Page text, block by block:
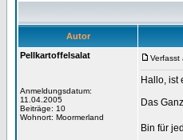
Autor
Pellkartoffelsalat
Anmeldungsdatum:
11.04.2005
Beiträge: 10
Wohnort: Moormerland
Verfasst
Hallo, ist
Das
Bin für